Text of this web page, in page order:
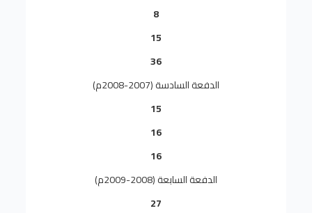
8
15
36
الدفعة السادسة (2007-2008م)
15
16
16
الدفعة السابعة (2008-2009م)
27